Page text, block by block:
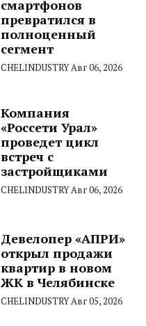
смартфонов
превратился в
полноценный
сегмент
CHELINDUSTRYАвг 06, 2026
Компания
«Россети Урал»
проведет цикл
встреч с
застройщиками
CHELINDUSTRYАвг 06, 2026
Девелопер «АПРИ»
открыл продажи
квартир в новом
ЖК в Челябинске
CHELINDUSTRYАвг 05, 2026